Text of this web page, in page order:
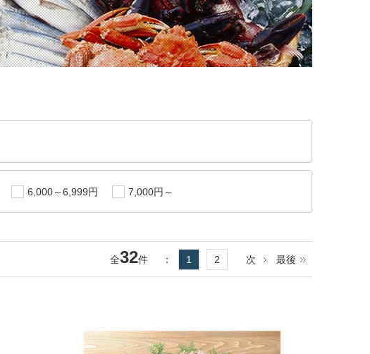
6,000～6,999円 7,000円～
全32件 ： 1 2 次 最後